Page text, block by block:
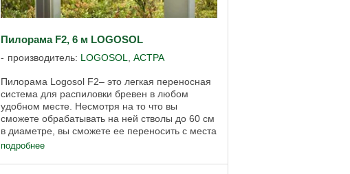
Пилорама F2, 6 м LOGOSOL
производитель: LOGOSOL АСТРА
Пилорама Logosol F2– это легкая переносная
система для распиловки бревен в любом
удобном месте. Несмотря на то что вы
сможете обрабатывать на ней стволы до 60 см
в диаметре, вы сможете ее переносить с места
на место вручную. Конструкция состоит из ...
подробнее